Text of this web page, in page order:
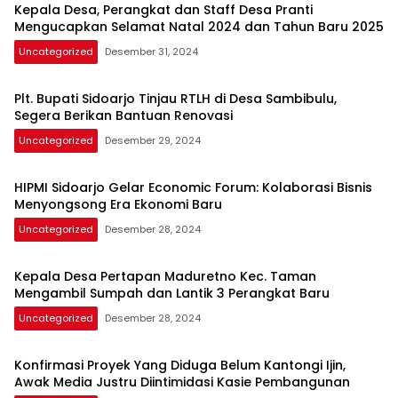
Kepala Desa, Perangkat dan Staff Desa Pranti
Mengucapkan Selamat Natal 2024 dan Tahun Baru 2025
Uncategorized Desember 31, 2024
Plt. Bupati Sidoarjo Tinjau RTLH di Desa Sambibulu,
Segera Berikan Bantuan Renovasi
Uncategorized Desember 29, 2024
HIPMI Sidoarjo Gelar Economic Forum: Kolaborasi Bisnis
Menyongsong Era Ekonomi Baru
Uncategorized Desember 28, 2024
Kepala Desa Pertapan Maduretno Kec. Taman
Mengambil Sumpah dan Lantik 3 Perangkat Baru
Uncategorized Desember 28, 2024
Konfirmasi Proyek Yang Diduga Belum Kantongi Ijin,
Awak Media Justru Diintimidasi Kasie Pembangunan